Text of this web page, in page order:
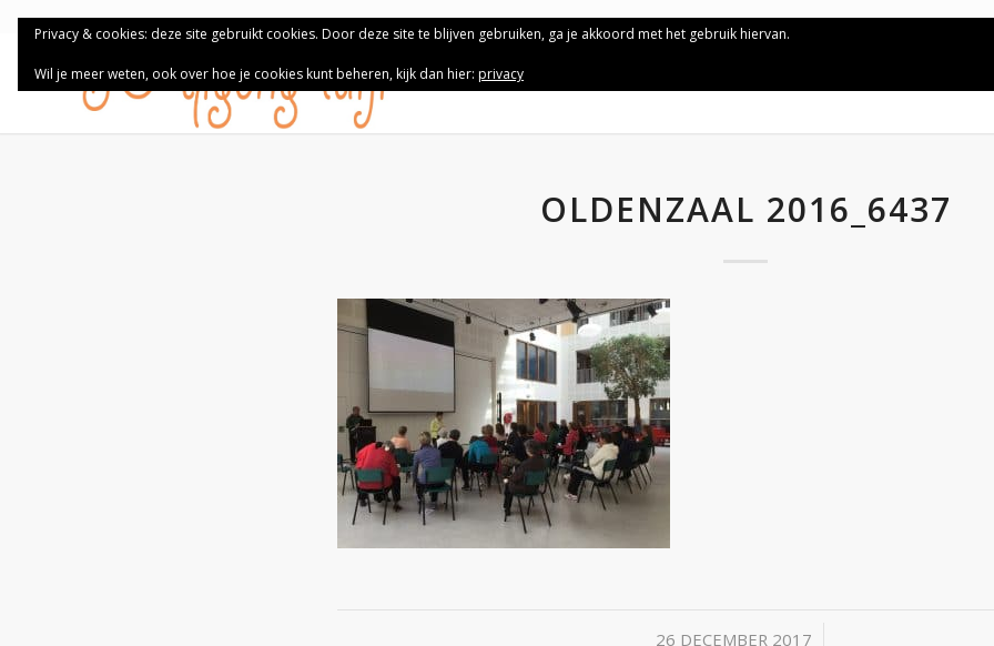
OLDENZAAL 2016_6437
26 DECEMBER 2017
/
Privacy & cookies: deze site gebruikt cookies. Door deze site te blijven gebruiken, ga je akkoord met het gebruik hiervan.
Wil je meer weten, ook over hoe je cookies kunt beheren, kijk dan hier: privacy